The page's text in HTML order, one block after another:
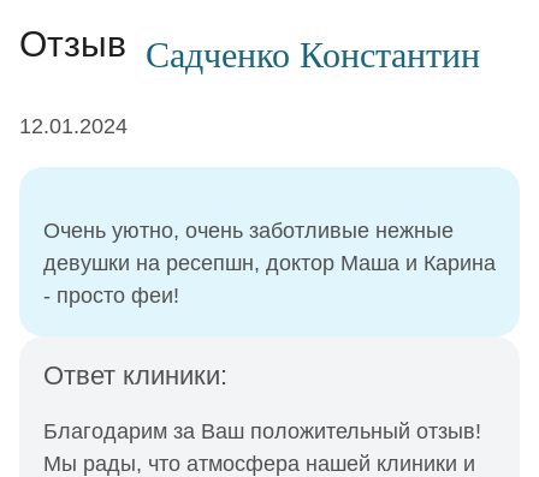
Отзыв Садченко Константин
12.01.2024
Очень уютно, очень заботливые нежные
девушки на ресепшн, доктор Маша и Карина
- просто феи!
Ответ клиники:
Благодарим за Ваш положительный отзыв!
Мы рады, что атмосфера нашей клиники и